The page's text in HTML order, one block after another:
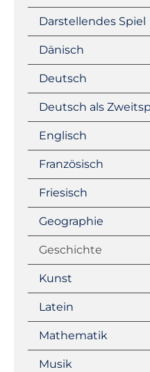
Darstellendes Spiel
Dänisch
Deutsch
Deutsch als
Englisch
Französisch
Friesisch
Geographie
Geschichte
Kunst
Latein
Mathematik
Musik